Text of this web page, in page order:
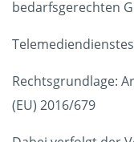
bedarfsgerechten
Rechtsgrundlage:
(EU) 2016/679